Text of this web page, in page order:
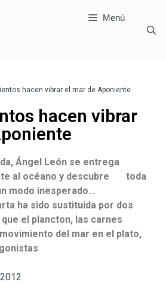
Menú
hacen vibrar el mar de Aponiente
hacen vibrar
Ángel León se entrega
al océano y descubre toda
modo inesperado…
ha sido sustituida por dos
el plancton, las carnes
del mar en el plato,